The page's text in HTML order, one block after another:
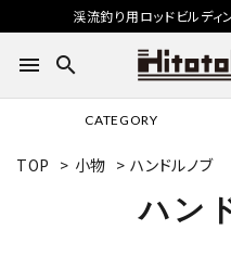
渓流釣り用ロッドビルディ
menu search
CATEGORY
TOP > 小物 > ハンドルノブ
ハン